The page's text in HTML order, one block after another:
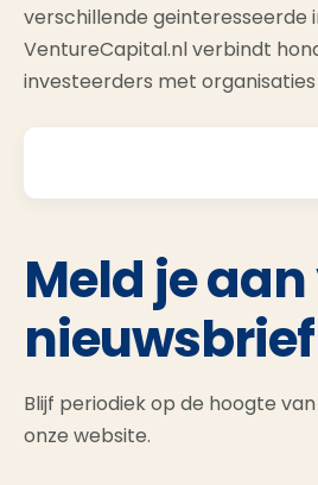
verschillende geinteresseerde
VentureCapital.nl verbindt
investeerders met
Meld je
nieuwsbrief
Blijf periodiek op de hoogte
onze website.